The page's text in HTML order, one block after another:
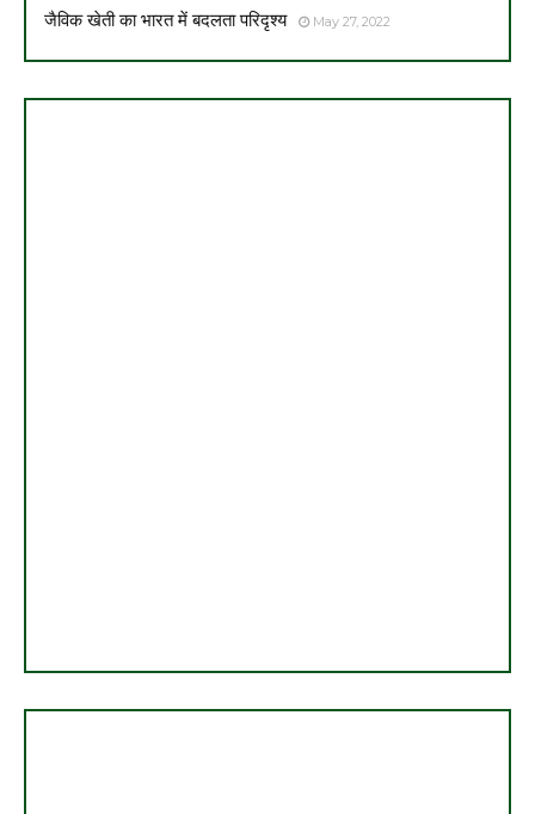
जैविक खेती का भारत में बदलता परिदृश्य May 27, 2022